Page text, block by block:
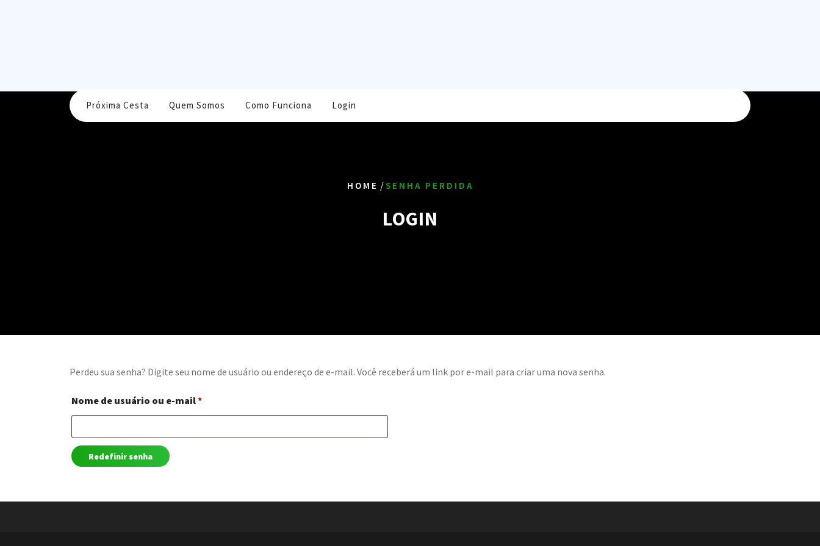
Próxima Cesta Quem Somos Como Funciona Login
HOME /SENHA PERDIDA
LOGIN
Perdeu sua senha? Digite seu nome de usuário ou endereço de e-mail. Você receberá um link por e-mail para criar uma nova senha.
Nome de usuário ou e-mail*Obrigatório
Redefinir senha